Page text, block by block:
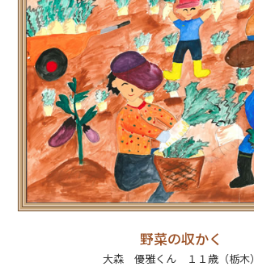
野菜の収かく
大森 優雅くん １１歳（栃木）